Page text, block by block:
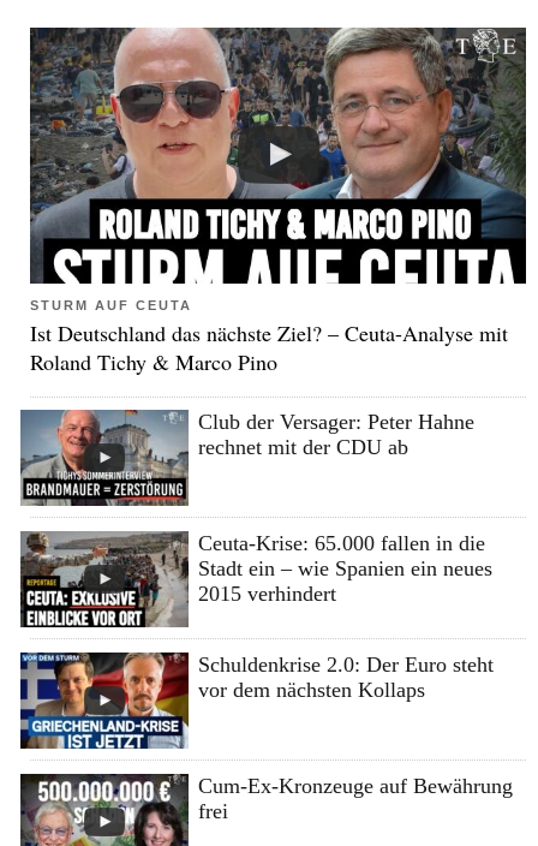
STURM AUF CEUTA
Ist Deutschland das nächste Ziel? – Ceuta-Analyse mit
Roland Tichy & Marco Pino
Club der Versager: Peter Hahne
rechnet mit der CDU ab
Ceuta-Krise: 65.000 fallen in die
Stadt ein – wie Spanien ein neues
2015 verhindert
Schuldenkrise 2.0: Der Euro steht
vor dem nächsten Kollaps
Cum-Ex-Kronzeuge auf Bewährung
frei